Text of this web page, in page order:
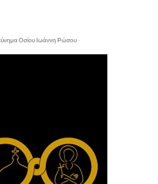
Οσίου Ιωάννη Ρώσου -